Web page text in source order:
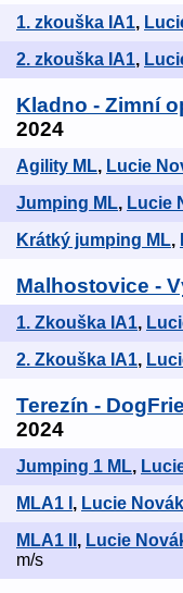
1. zkouška IA1,
2. zkouška IA1,
Kladno - Zimní
2024
Agility ML, Lucie
Jumping ML, Lucie
Krátký jumping ML,
Malhostovice -
1. Zkouška IA1,
2. Zkouška IA1,
Terezín -
2024
Jumping 1 ML,
MLA1 I , Lucie
MLA1 II , Lucie
m/s